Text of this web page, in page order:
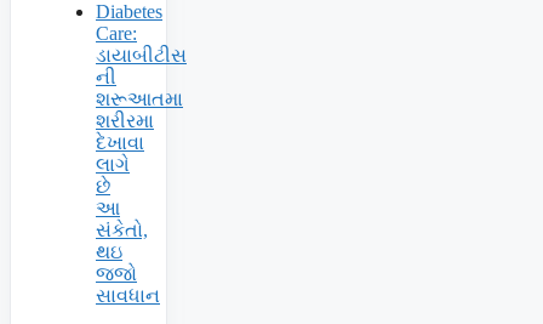
Diabetes
Care:
ડાયાબીટીસ
ની
શરૂઆતમા
શરીરમા
દેખાવા
લાગે
છે
આ
સંકેતો,
થઇ
જજો
સાવધાન